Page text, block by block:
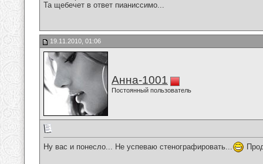
Та щебечет в ответ пианиссимо...
19.11.2010, 01:06
Анна-1001
Постоянный пользователь
Ну вас и понесло... Не успеваю стенографировать...